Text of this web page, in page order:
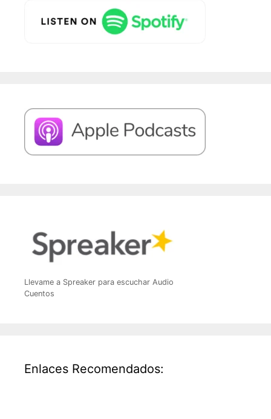
Llevame a Spreaker para escuchar Audio
Cuentos
Enlaces Recomendados: